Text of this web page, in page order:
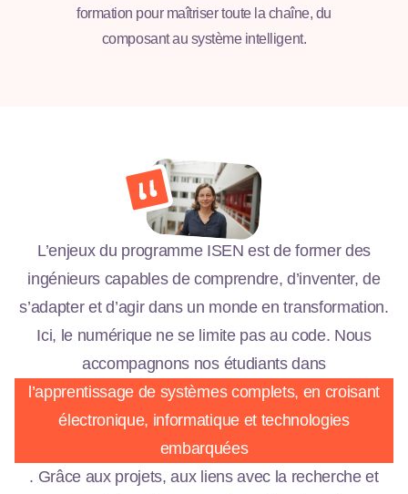
formation pour maîtriser toute la chaîne, du
composant au système intelligent.
L’enjeux du programme ISEN est de former des
ingénieurs capables de comprendre, d’inventer, de
s’adapter et d’agir dans un monde en transformation.
Ici, le numérique ne se limite pas au code. Nous
accompagnons nos étudiants dans
l’apprentissage de systèmes complets, en croisant
électronique, informatique et technologies
embarquées
. Grâce aux projets, aux liens avec la recherche et